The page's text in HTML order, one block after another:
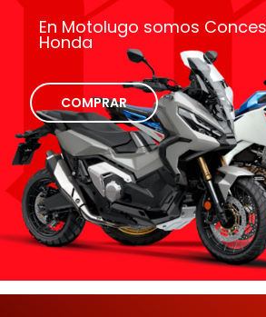
En Motolugo somos
Honda
COMPRAR